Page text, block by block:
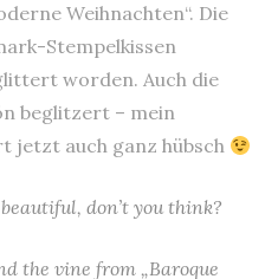
Weihnachten“. Die
Stempelkissen
worden. Auch die
beglitzert – mein
jetzt auch ganz hübsch
don’t you think?
the vine from „Baroque